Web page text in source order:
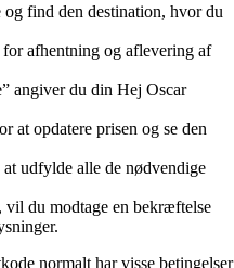
find den destination, hvor du
afhentning og aflevering af
angiver du din Hej Oscar
at opdatere prisen og se den
udfylde alle de nødvendige
du modtage en bekræftelse
normalt har visse betingelser